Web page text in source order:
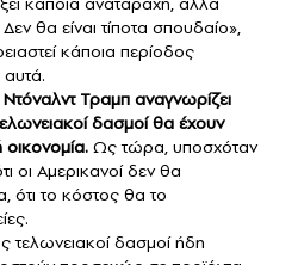
θα είναι τίποτα σπουδαίο»,
κάποια περίοδος
Τραμπ αναγνωρίζει
δασμοί θα έχουν
οικονομία. Ως τώρα, υποσχόταν
οι Αμερικανοί δεν θα
ότι το κόστος θα το
τελωνειακοί δασμοί ήδη